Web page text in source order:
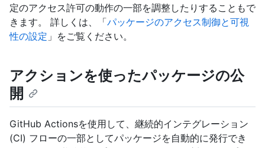
定のアクセス許可の動作の一部を調整したりすることもで
きます。 詳しくは、「パッケージのアクセス制御と可視
性の設定 」をご覧ください。
アクションを使ったパッケージの公
開
GitHub Actionsを使用して、継続的インテグレーション
(CI) フローの一部としてパッケージを自動的に発行でき